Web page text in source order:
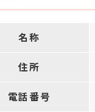
名称
住所
電話番号